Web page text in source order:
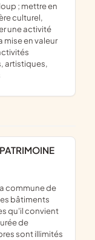
culturel,
une activité
mise en valeur
artistiques,
bâtiments
qu'il convient
de
sont illimités